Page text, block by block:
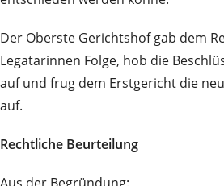
Der Oberste Gerichtshof gab dem
Legatarinnen Folge, hob die
auf und frug dem Erstgericht die
auf.
Rechtliche Beurteilung